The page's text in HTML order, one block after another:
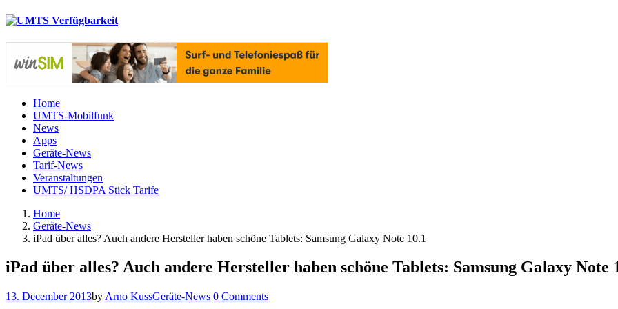
Home
UMTS-Mobilfunk
News
Apps
Geräte-News
Tarif-News
Veranstaltungen
UMTS/ HSDPA Stick Tarife
Home
Geräte-News
iPad über alles? Auch andere Hersteller haben schöne Tablets: Samsung Galaxy Note 10.1
iPad über alles? Auch andere Hersteller haben schöne Tablets: Samsung Galaxy Note
13. December 2013by Arno KussGeräte-News 0 Comments